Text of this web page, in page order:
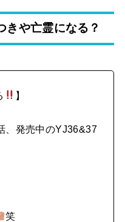
きや亡霊になる？
】
、発売中のYJ36&37
笑